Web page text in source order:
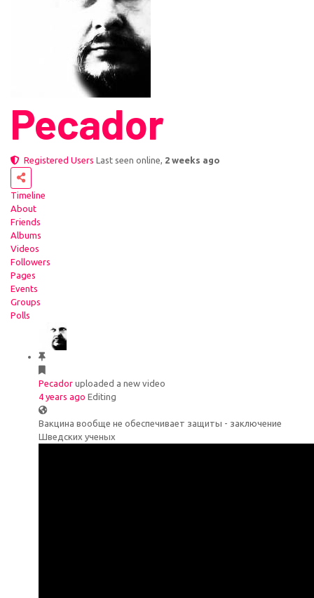
Pecador
Registered Users Last seen online, 2 weeks ago
Timeline
About
Friends
Albums
Videos
Followers
Pages
Events
Groups
Polls
Pecador uploaded a new video
4 years ago Editing
Вакцина вообще не обеспечивает защиты - заключение
Шведских ученых